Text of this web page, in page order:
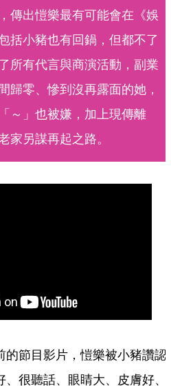
傳出愷樂最有可能會在《娛
括小豬也有回鍋，但都不了
所有代言與商演活動，副業
歸零、慘到沒再露面的她，
～」也被嫌，加上現傳離
家另謀再起之路。
的節目影片，愷樂被小豬讚認
、很聽話、眼睛大、皮膚好、